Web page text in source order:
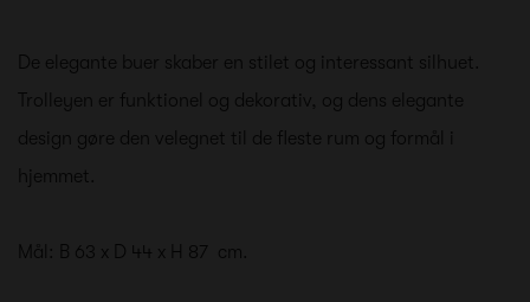
De elegante buer skaber en stilet og interessant silhuet.
Trolleyen er funktionel og dekorativ, og dens elegante
design gøre den velegnet til de fleste rum og formål i
hjemmet.
Mål: B 63 x D 44 x H 87 cm.